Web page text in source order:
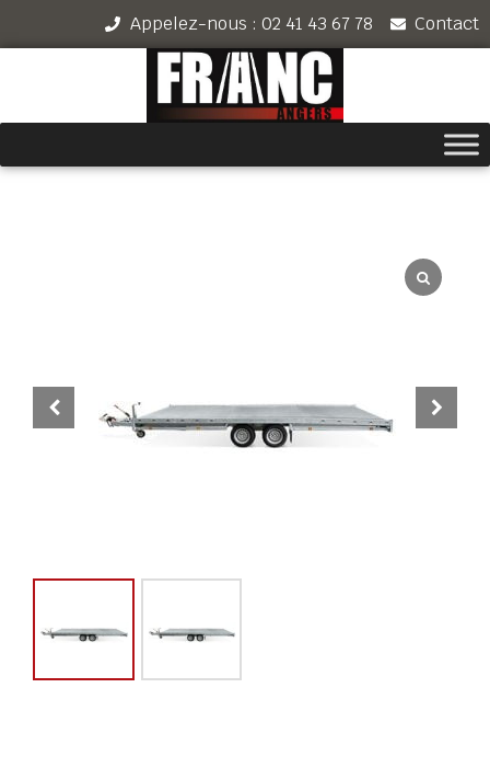
Appelez-nous : 02 41 43 67 78 Contact